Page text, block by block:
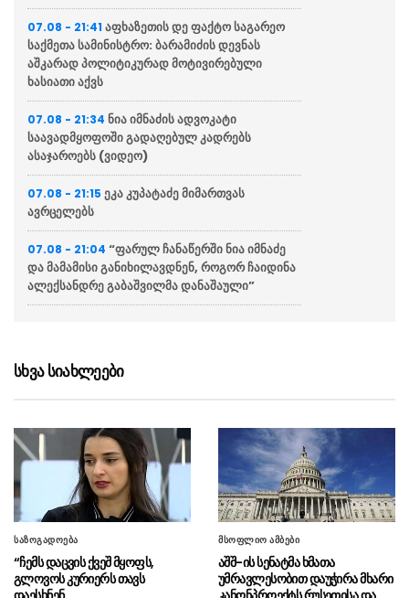
07.08 - 21:41 აფხაზეთის დე ფაქტო საგარეო
საქმეთა სამინისტრო: ბარამიძის დევნას
აშკარად პოლიტიკურად მოტივირებული
ხასიათი აქვს
07.08 - 21:34 ნია იმნაძის ადვოკატი
საავადმყოფოში გადაღებულ კადრებს
ასაჯაროებს (ვიდეო)
07.08 - 21:15 ეკა კუპატაძე მიმართვას
ავრცელებს
07.08 - 21:04 “ფარულ ჩანაწერში ნია იმნაძე
და მამამისი განიხილავდნენ, როგორ ჩაიდინა
ალექსანდრე გაბაშვილმა დანაშაული”
საკუთარ დემოკრატიულ დებატებში”
07.08 - 20:11რუსთავის ცენტრალური პარკის
პროექტირება იწყება
07.08 - 19:45 POLITICO: საფრანგეთის
ხელისუფლება მასშტაბურ კრიზისებზე
რეაგირების წვრთნას ჩაატარებს
07.08 - 19:41საქალაქო სასამართლომ გიგა
სხვა სიახლეები
საზოგადოება
“ჩემს დაცვის ქვეშ მყოფს,
გლოვოს კურიერს თავს
მსოფლიო ამბები
აშშ-ის სენატმა ხმათა
უმრავლესობით დაუჭირა მხარი